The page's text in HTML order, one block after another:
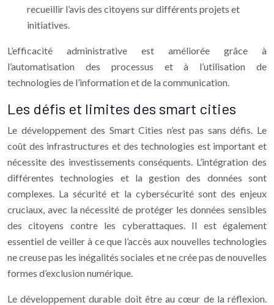
recueillir l’avis des citoyens sur différents projets et
initiatives.
L’efficacité administrative est améliorée grâce à
l’automatisation des processus et à l’utilisation de
technologies de l’information et de la communication.
Les défis et limites des smart cities
Le développement des Smart Cities n’est pas sans défis. Le
coût des infrastructures et des technologies est important et
nécessite des investissements conséquents. L’intégration des
différentes technologies et la gestion des données sont
complexes. La sécurité et la cybersécurité sont des enjeux
cruciaux, avec la nécessité de protéger les données sensibles
des citoyens contre les cyberattaques. Il est également
essentiel de veiller à ce que l’accès aux nouvelles technologies
ne creuse pas les inégalités sociales et ne crée pas de nouvelles
formes d’exclusion numérique.
Le développement durable doit être au cœur de la réflexion.